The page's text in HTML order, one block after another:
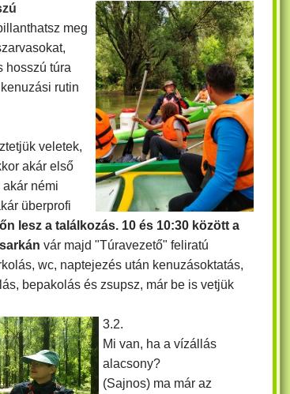
meg
hosszú túra
rutin
veletek,
akár első
némi
überprofi
lesz a találkozás. 10 és 10:30 között a
vár majd "Túravezető" feliratú
wc, naptejezés után kenuzásoktatás,
bepakolás és zsupsz, már be is vetjük
3.2.
Mi van, ha a vízállás
alacsony?
(Sajnos) ma már az